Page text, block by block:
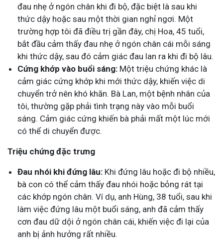
đau nhẹ ở ngón chân khi đi bộ, đặc biệt là sau khi
thức dậy hoặc sau một thời gian nghỉ ngơi. Một
trường hợp tôi đã điều trị gần đây, chị Hoa, 45 tuổi,
bắt đầu cảm thấy đau nhẹ ở ngón chân cái mỗi sáng
khi thức dậy, sau đó cảm giác đau lan ra khi đi bộ lâu.
Cứng khớp vào buổi sáng: Một triệu chứng khác là
cảm giác cứng khớp khi mới thức dậy, khiến việc di
chuyển trở nên khó khăn. Bà Lan, một bệnh nhân của
tôi, thường gặp phải tình trạng này vào mỗi buổi
sáng. Cảm giác cứng khiến bà phải mất một lúc mới
có thể di chuyển được.
Triệu chứng đặc trưng
Đau nhói khi đứng lâu: Khi đứng lâu hoặc đi bộ nhiều,
bà con có thể cảm thấy đau nhói hoặc bỏng rát tại
các khớp ngón chân. Ví dụ, anh Hùng, 38 tuổi, sau khi
làm việc đứng lâu một buổi sáng, anh đã cảm thấy
cơn đau dữ dội ở ngón chân cái, khiến việc đi lại của
anh bị ảnh hưởng rất nhiều.